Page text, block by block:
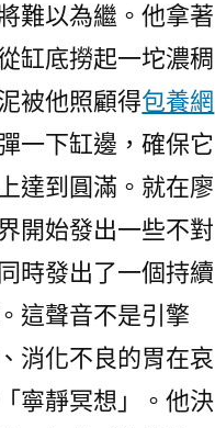
難以為繼。他拿著
缸底撈起一坨濃稠
被他照顧得包養網
一下缸邊，確保它
達到圓滿。就在廖
開始發出一些不對
時發出了一個持續
聲音不是引擎
消化不良的胃在哀
寧靜冥想」。他決